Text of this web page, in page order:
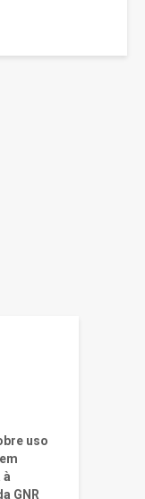
uso
à
GNR